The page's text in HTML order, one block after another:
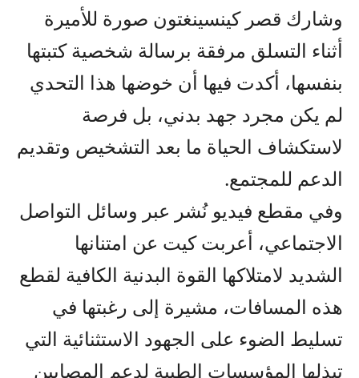
وشارك قصر كينسينغتون صورة للأميرة
أثناء التسلق مرفقة برسالة شخصية كتبتها
بنفسها، أكدت فيها أن خوضها هذا التحدي
لم يكن مجرد جهد بدني، بل فرصة
لاستكشاف الحياة ما بعد التشخيص وتقديم
الدعم للمجتمع.
وفي مقطع فيديو نُشر عبر وسائل التواصل
الاجتماعي، أعربت كيت عن امتنانها
الشديد لامتلاكها القوة البدنية الكافية لقطع
هذه المسافات، مشيرة إلى رغبتها في
تسليط الضوء على الجهود الاستثنائية التي
تبذلها المؤسسات الطبية لدعم المصابين